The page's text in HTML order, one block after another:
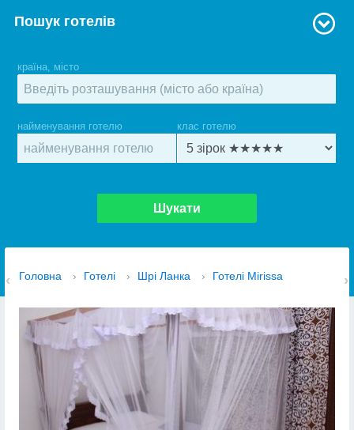
Пошук готелів
країна, місто
найменування готелю клас готелю
Шукати
Головна › Готелі › Шрі Ланка › Готелі Mirissa